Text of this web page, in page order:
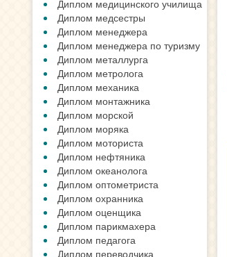
Диплом медицинского училища
Диплом медсестры
Диплом менеджера
Диплом менеджера по туризму
Диплом металлурга
Диплом метролога
Диплом механика
Диплом монтажника
Диплом морской
Диплом моряка
Диплом моториста
Диплом нефтяника
Диплом океанолога
Диплом оптометриста
Диплом охранника
Диплом оценщика
Диплом парикмахера
Диплом педагога
Диплом переводчика